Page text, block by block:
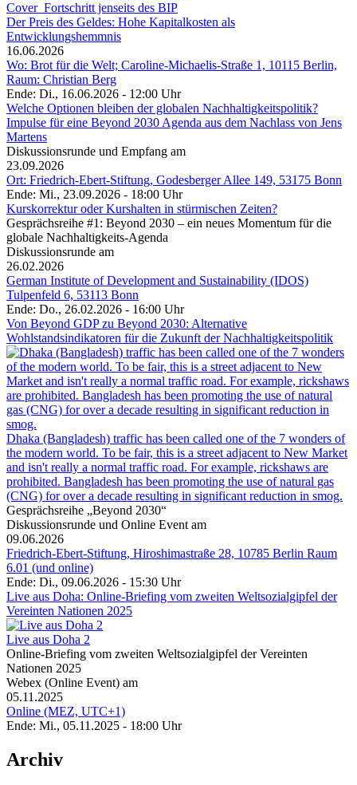
Cover_Fortschritt jenseits des BIP
Der Preis des Geldes: Hohe Kapitalkosten als
Entwicklungshemmnis
16.06.2026
Wo: Brot für die Welt; Caroline-Michaelis-Straße 1, 10115 Berlin,
Raum: Christian Berg
Ende: Di., 16.06.2026 - 12:00 Uhr
Welche Optionen bleiben der globalen Nachhaltigkeitspolitik?
Impulse für eine Beyond 2030 Agenda aus dem Nachlass von Jens
Martens
Diskussionsrunde und Empfang am
23.09.2026
Ort: Friedrich-Ebert-Stiftung, Godesberger Allee 149, 53175 Bonn
Ende: Mi., 23.09.2026 - 18:00 Uhr
Kurskorrektur oder Kurshalten in stürmischen Zeiten?
Gesprächsreihe #1: Beyond 2030 – ein neues Momentum für die
globale Nachhaltigkeits-Agenda
Diskussionsrunde am
26.02.2026
German Institute of Development and Sustainability (IDOS)
Tulpenfeld 6, 53113 Bonn
Ende: Do., 26.02.2026 - 16:00 Uhr
Von Beyond GDP zu Beyond 2030: Alternative
Wohlstandsindikatoren für die Zukunft der Nachhaltigkeitspolitik
Dhaka (Bangladesh) traffic has been called one of the 7 wonders of
the modern world. To be fair, this is a street adjacent to New Market
and isn't really a normal traffic road. For example, rickshaws are
prohibited. Bangladesh has been promoting the use of natural gas
(CNG) for over a decade resulting in significant reduction in smog.
Gesprächsreihe „Beyond 2030“
Diskussionsrunde und Online Event am
09.06.2026
Friedrich-Ebert-Stiftung, Hiroshimastraße 28, 10785 Berlin Raum
6.01 (und online)
Ende: Di., 09.06.2026 - 15:30 Uhr
Live aus Doha: Online-Briefing vom zweiten Weltsozialgipfel der
Vereinten Nationen 2025
Live aus Doha 2
Online-Briefing vom zweiten Weltsozialgipfel der Vereinten
Nationen 2025
Webex (Online Event) am
05.11.2025
Online (MEZ, UTC+1)
Ende: Mi., 05.11.2025 - 18:00 Uhr
Archiv